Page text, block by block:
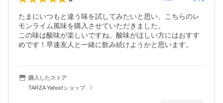
たまにいつもと違う味を試してみたいと思い、こちらのレ
モンライム風味を購入させていただきました。
この味は酸味が楽しいですね。酸味がほしい方にはおすす
めです！早速友人と一緒に飲み続けようかと思います。
購入したストア
TARZA Yahoo!ショップ